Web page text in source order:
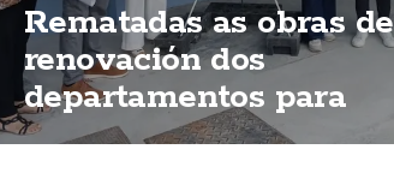
Rematadas as obras de
renovación dos
departamentos para
mariñeiros do porto de